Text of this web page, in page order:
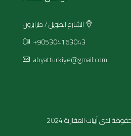
الشارع الطويل / طرابزون
+905304163043
abyatturkiye@gmail.com
لدى أبيات العقارية 2024